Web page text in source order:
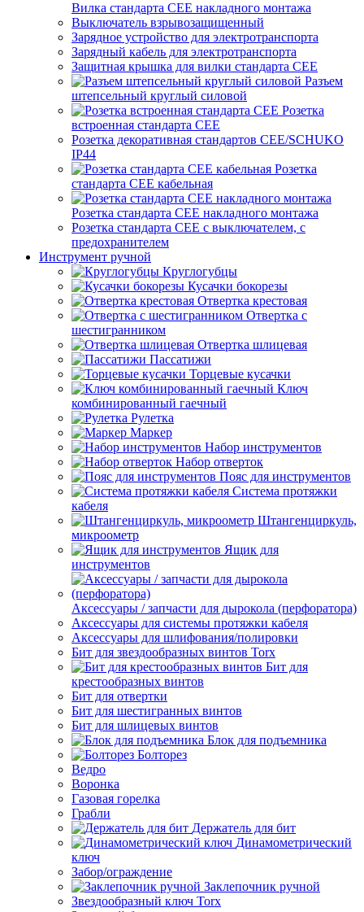
Вилка стандарта CEE накладного монтажа
Выключатель взрывозащищенный
Зарядное устройство для электротранспорта
Зарядный кабель для электротранспорта
Защитная крышка для вилки стандарта CEE
Разъем
штепсельный круглый силовой
Розетка
встроенная стандарта CEE
Розетка декоративная стандартов CEE/SCHUKO
IP44
Розетка
стандарта СЕЕ кабельная
Розетка стандарта СЕЕ накладного монтажа
Розетка стандарта СЕЕ с выключателем, с
предохранителем
Инструмент ручной
Круглогубцы
Кусачки бокорезы
Отвертка крестовая
Отвертка с
шестигранником
Отвертка шлицевая
Пассатижи
Торцевые кусачки
Ключ
комбинированный гаечный
Рулетка
Маркер
Набор инструментов
Набор отверток
Пояс для инструментов
Система протяжки
кабеля
Штангенциркуль,
микроометр
Ящик для
инструментов
Аксессуары / запчасти для дырокола (перфоратора)
Аксессуары для системы протяжки кабеля
Аксессуары для шлифования/полировки
Бит для звездообразных винтов Torx
Бит для
крестообразных винтов
Бит для отвертки
Бит для шестигранных винтов
Бит для шлицевых винтов
Блок для подъемника
Болторез
Ведро
Воронка
Газовая горелка
Грабли
Держатель для бит
Динамометрический
ключ
Забор/ограждение
Заклепочник ручной
Звездообразный ключ Torx